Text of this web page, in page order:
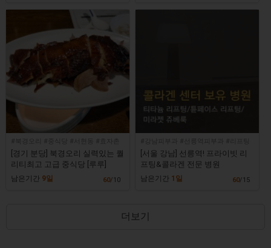
#북경오리 #중식당 #서현동 #효자촌
[경기 분당] 북경오리 실력있는 퀄
리티최고 고급 중식당 [루루]
남은기간 9일 60/10
#콜라겐
[서울 강남] 선릉역! 프라이빗 리
프팅&콜라겐 전문 병원
남은기간 1일 60/15
더보기